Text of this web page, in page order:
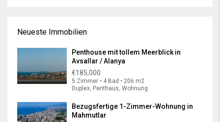
Neueste Immobilien
Penthouse mit tollem Meerblick in
Avsallar / Alanya
€185,000
5 Zimmer • 4 Bad • 206 m2
Duplex, Penthaus, Wohnung
Bezugsfertige 1-Zimmer-Wohnung in
Mahmutlar